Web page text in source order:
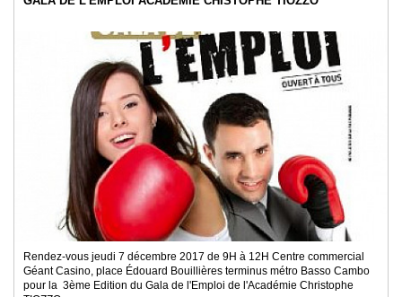
Rendez-vous jeudi 7 décembre 2017 de 9H à 12H Centre commercial
Géant Casino, place Édouard Bouillières terminus métro Basso Cambo
pour la 3ème Edition du Gala de l'Emploi de l'Académie Christophe